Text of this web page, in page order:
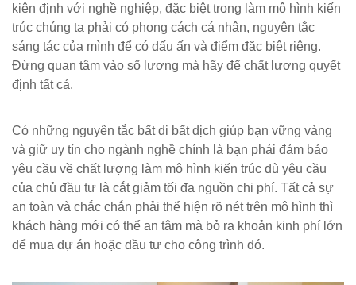
kiên định với nghề nghiệp, đặc biệt trong làm mô hình kiến
trúc chúng ta phải có phong cách cá nhân, nguyên tắc
sáng tác của mình để có dấu ấn và điểm đặc biệt riêng.
Đừng quan tâm vào số lượng mà hãy để chất lượng quyết
định tất cả.
Có những nguyên tắc bất di bất dịch giúp bạn vững vàng
và giữ uy tín cho ngành nghề chính là bạn phải đảm bảo
yêu cầu về chất lượng làm mô hình kiến trúc dù yêu cầu
của chủ đầu tư là cắt giảm tối đa nguồn chi phí. Tất cả sự
an toàn và chắc chắn phải thể hiện rõ nét trên mô hình thì
khách hàng mới có thể an tâm mà bỏ ra khoản kinh phí lớn
để mua dự án hoặc đầu tư cho công trình đó.